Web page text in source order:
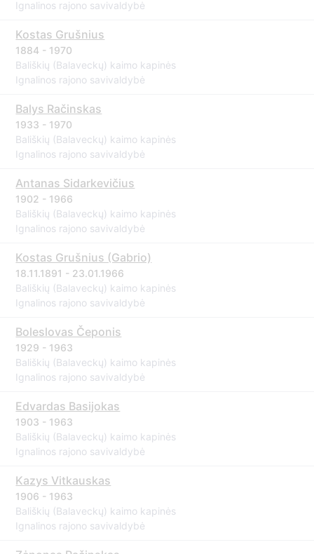
Ignalinos rajono savivaldybė
Kostas Grušnius
1884 - 1970
Bališkių (Balaveckų) kaimo kapinės
Ignalinos rajono savivaldybė
Balys Račinskas
1933 - 1970
Bališkių (Balaveckų) kaimo kapinės
Ignalinos rajono savivaldybė
Antanas Sidarkevičius
1902 - 1966
Bališkių (Balaveckų) kaimo kapinės
Ignalinos rajono savivaldybė
Kostas Grušnius (Gabrio)
18.11.1891 - 23.01.1966
Bališkių (Balaveckų) kaimo kapinės
Ignalinos rajono savivaldybė
Boleslovas Čeponis
1929 - 1963
Bališkių (Balaveckų) kaimo kapinės
Ignalinos rajono savivaldybė
Edvardas Basijokas
1903 - 1963
Bališkių (Balaveckų) kaimo kapinės
Ignalinos rajono savivaldybė
Kazys Vitkauskas
1906 - 1963
Bališkių (Balaveckų) kaimo kapinės
Ignalinos rajono savivaldybė